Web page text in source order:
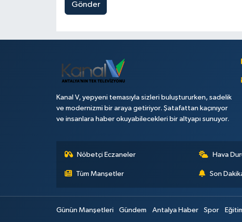
Gönder
Kanal V, yepyeni temasıyla sizleri buluştururken, sadelik
ve modernizmi bir araya getiriyor. Şatafattan kaçınıyor
ve insanlara haber okuyabilecekleri bir altyapı sunuyor.
Nöbetçi Eczaneler Hava
Tüm Manşetler Son
Günün Manşetleri Gündem Antalya Haber Spor